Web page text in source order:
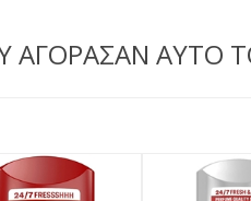
ΑΓΟΡΑΣΑΝ ΑΥΤΟ